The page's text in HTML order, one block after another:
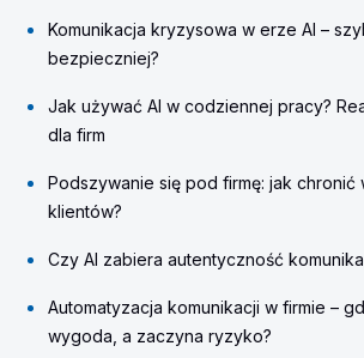
Komunikacja kryzysowa w erze AI –
bezpieczniej?
Jak używać AI w codziennej pracy?
dla firm
Podszywanie się pod firmę: jak chronić
klientów?
Czy AI zabiera autentyczność
Automatyzacja komunikacji w firmie –
wygoda, a zaczyna ryzyko?